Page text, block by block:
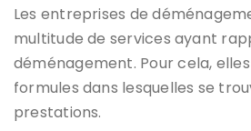
Les entreprises de
multitude de services ayant
déménagement. Pour cela,
formules dans lesquelles se
prestations.